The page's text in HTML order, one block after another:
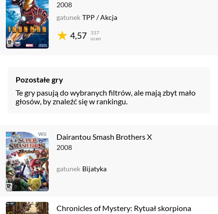
2008
4,57
337
ocen
gatunek TPP /Akcja
Pozostałe gry
Te gry pasują do wybranych filtrów, ale mają zbyt mało
głosów, by znaleźć się w rankingu.
Dairantou Smash Brothers X
2008
gatunek Bijatyka
Chronicles of Mystery: Rytuał skorpiona